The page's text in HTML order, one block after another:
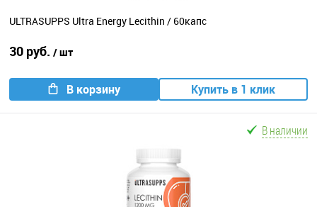
ULTRASUPPS Ultra Energy Lecithin / 60капс
30 руб. / шт
В корзину Купить в 1 клик
В наличии